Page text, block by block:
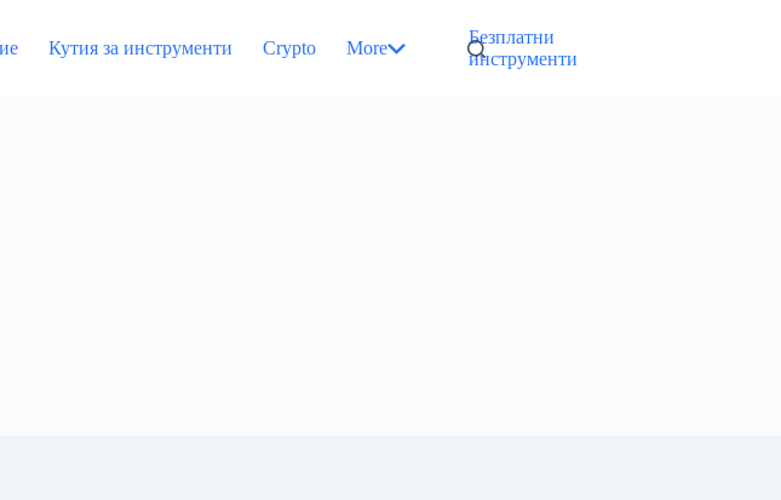
Кутия за инструменти Crypto More
Безплатни
инструменти